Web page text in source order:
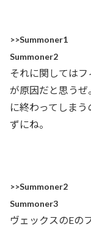
>>Summoner1
Summoner2
それに関しては
が原因だと思うぜ
に終わってしま
ずにね。
>>Summoner2
Summoner3
ヴェックスのEの